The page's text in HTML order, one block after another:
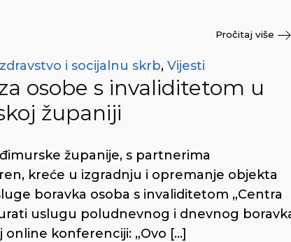
Pročitaj više
i socijalnu skrb, Vijesti
osobe s invaliditetom u
županiji
županije, s partnerima
kreće u izgradnju i opremanje objekta
boravka osoba s invaliditetom „Centra
uslugu poludnevnog i dnevnog
konferenciji: „Ovo […]